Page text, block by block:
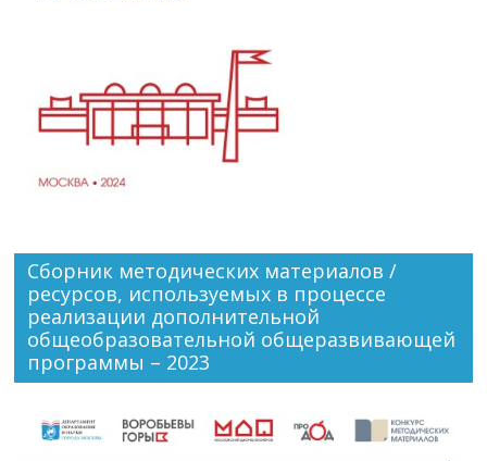
Сборник методических материалов /
ресурсов, используемых в процессе
реализации дополнительной
общеобразовательной общеразвивающей
программы – 2023